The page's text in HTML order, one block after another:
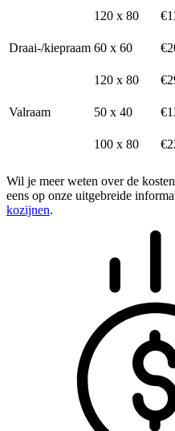
120 x 80
Draai-/kiepraam 60 x 60
120 x 80
Valraam 50 x 40
100 x 80
Wil je meer weten over de
eens op onze uitgebreide
kozijnen.